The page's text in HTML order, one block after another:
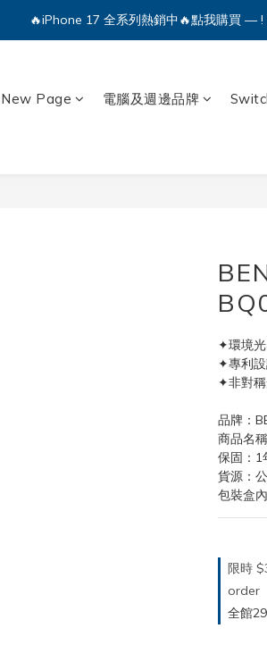
🔥iPhone 17 全系列熱銷中🔥點我購買 — !
💕加入Q哥 Line 新好友領優惠券！🎫
New Page 電腦及週邊品牌
✦環境
✦專利
✦非對
品牌：
商品名
保固：1
貨源：
包裝盒
限時
order
全館